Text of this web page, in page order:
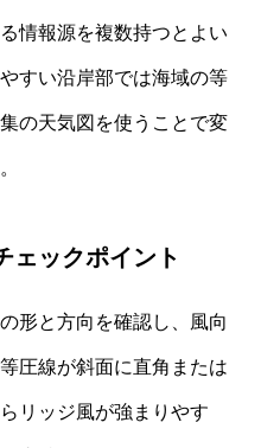
情報源を複数持つとよい
すい沿岸部では海域の等
の天気図を使うことで変
ェックポイント
形と方向を確認し、風向
圧線が斜面に直角または
リッジ風が強まりやす